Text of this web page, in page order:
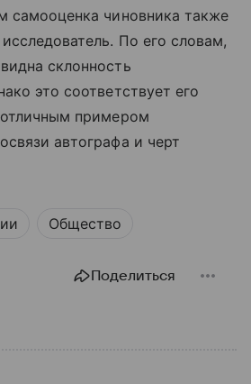
самооценка чиновника также
По его словам,
склонность
это соответствует его
примером
автографа и черт
Общество
Поделиться